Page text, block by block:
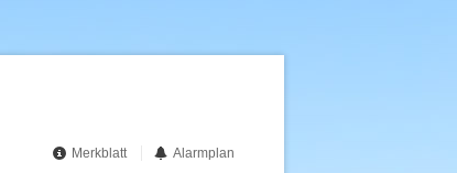
Merkblatt Alarmplan